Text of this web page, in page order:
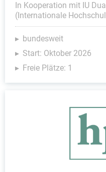
In Kooperation mit IU
(Internationale
bundesweit
Start: Oktober 2026
Freie Plätze: 1